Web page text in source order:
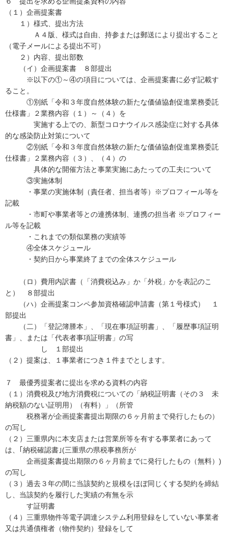
（１）企画提案書
１）様式、提出方法
Ａ４版、様式は自由、持参または郵送により提出すること
（電子メールによる提出不可）
２）内容、提出部数
（イ）企画提案書 ８部提出
※以下の①～④の項目については、企画提案書に必ず記載す
ること。
①別紙「令和３年度自然体験の新たな価値協創促進業務委託
仕様書」２業務内容（１）～（４）を
実施する上での、新型コロナウイルス感染症に対する具体
的な感染防止対策について
②別紙「令和３年度自然体験の新たな価値協創促進業務委託
仕様書」２業務内容（３）、（４）の
具体的な開催方法と事業実施にあたっての工夫について
③実施体制
・事業の実施体制（責任者、担当者等）※プロフィール等を
記載
・市町や事業者等との連携体制、連携の担当者 ※プロフィー
ル等を記載
・これまでの類似業務の実績等
④全体スケジュール
・契約日から事業終了までの全体スケジュール
（ロ）費用内訳書（「消費税込み」か「外税」かを表記のこ
と） ８部提出
（ハ）企画提案コンペ参加資格確認申請書（第１号様式） １
部提出
（二）「登記簿謄本」、「現在事項証明書」、「履歴事項証明
書」、または「代表者事項証明書」の写
し １部提出
（２）提案は、１事業者につき１件までとします。
７ 最優秀提案者に提出を求める資料の内容
（１）消費税及び地方消費税についての「納税証明書（その３ 未
納税額のない証明用）（有料）」（所管
税務署が企画提案書提出期限の６ヶ月前まで発行したもの）
の写し
（２）三重県内に本支店または営業所等を有する事業者にあって
は、｢納税確認書｣(三重県の県税事務所が
企画提案書提出期限の６ヶ月前までに発行したもの（無料）)
の写し
（３）過去３年の間に当該契約と規模をほぼ同じくする契約を締結
し、当該契約を履行した実績の有無を示
す証明書
（４）三重県物件等電子調達システム利用登録をしていない事業者
又は共通債権者（物件契約）登録をして